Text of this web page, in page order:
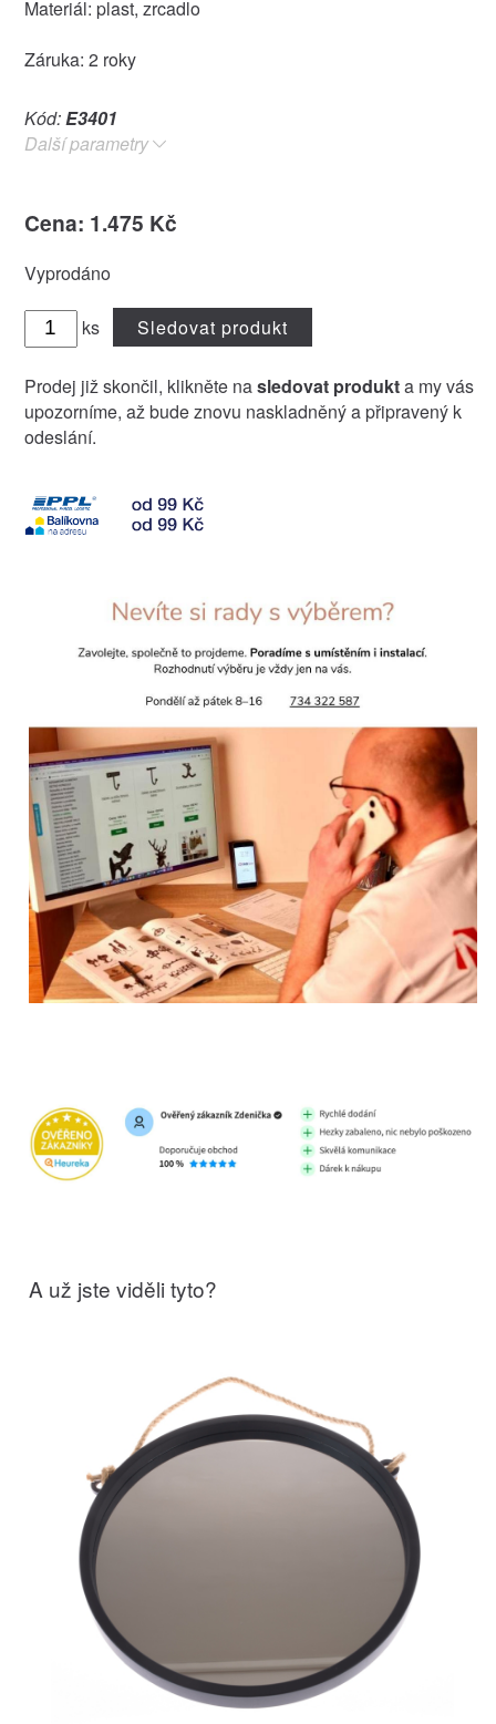
Materiál: plast, zrcadlo
Záruka: 2 roky
Kód:E3401
Další parametry
Cena: 1.475 Kč
Vyprodáno
ks Sledovat produkt
Prodej již skončil, klikněte nasledovat produkta my vás
upozorníme, až bude znovu naskladněný a připravený k
odeslání.
A už jste viděli tyto?